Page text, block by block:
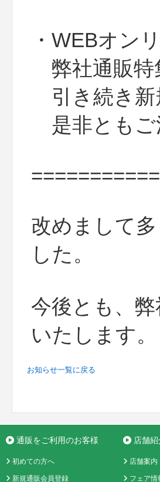
・WEBオン
弊社通販特
引き続き新
是非ともご
改めまして
した。
今後とも、
いたします。
お知らせ一覧に戻る
通販をご利用のお客様
初めての方へ
新規通販会員登録
店舗紹
店舗案内
フェア情